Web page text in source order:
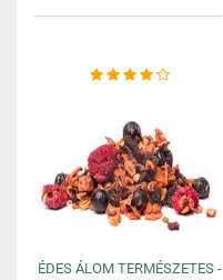
ÉDES ÁLOM TERMÉSZETES -